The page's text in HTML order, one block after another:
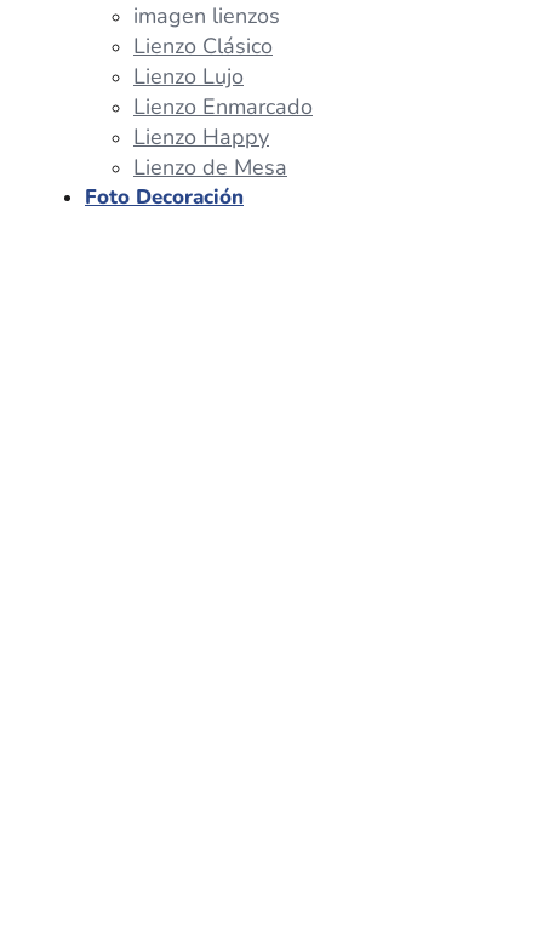
imagen lienzos
Lienzo Clásico
Lienzo Lujo
Lienzo Enmarcado
Lienzo Happy
Lienzo de Mesa
Foto Decoración